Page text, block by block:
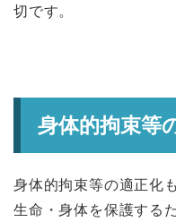
切です。
身体的拘束等
身体的拘束等の適正化
生命・身体を保護する